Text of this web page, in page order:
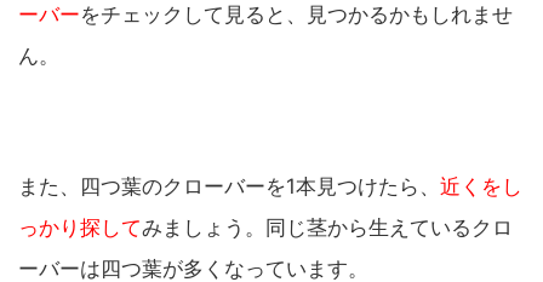
ーバーをチェックして見ると、見つかるかもしれませ
ん。
また、四つ葉のクローバーを1本見つけたら、 近くをし
っかり探してみましょう。同じ茎から生えているクロ
ーバーは四つ葉が多くなっています。